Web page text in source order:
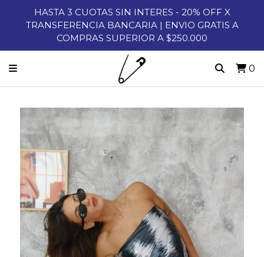
HASTA 3 CUOTAS SIN INTERES - 20% OFF X
TRANSFERENCIA BANCARIA | ENVIO GRATIS A
COMPRAS SUPERIOR A $250.000
0